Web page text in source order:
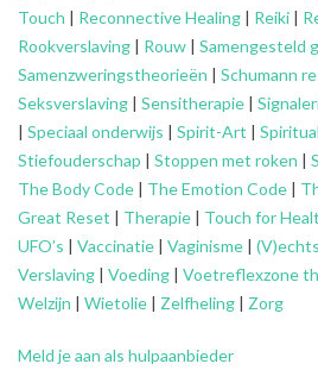
Touch | Reconnective Healing | Reiki |
Rookverslaving | Rouw | Samengesteld
Samenzweringstheorieën | Schumann
Seksverslaving | Sensitherapie |
| Speciaal onderwijs | Spirit-Art |
Stiefouderschap | Stoppen met roken |
The Body Code | The Emotion Code |
Great Reset | Therapie | Touch for
UFO’s | Vaccinatie | Vaginisme |
Verslaving | Voeding | Voetreflexzone
Welzijn | Wietolie | Zelfheling | Zorg
Meld je aan als hulpaanbieder